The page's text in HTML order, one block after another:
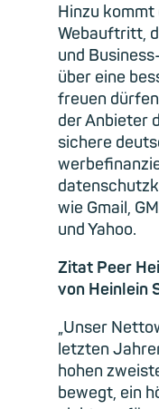
Hinzu
Webauftritt,
und
über eine
freuen
der Anbieter
sichere
wie Gmail,
und Yahoo.
Zitat Peer
von Heinlein
„Unser
letzten
hohen
bewegt, ein